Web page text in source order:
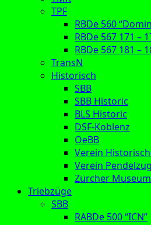
TPF
RBDe 560
RBDe 567 171 –
RBDe 567 181 –
TransN
Historisch
SBB
SBB Historic
BLS Historic
DSF-Koblenz
OeBB
Verein
Verein
Zürcher
Triebzüge
SBB
RABDe 500 “ICN”